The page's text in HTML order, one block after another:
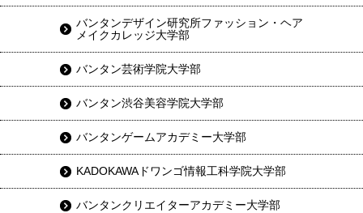
バンタンデザイン研究所ファッション・ヘア
メイクカレッジ大学部
バンタン芸術学院大学部
バンタン渋谷美容学院大学部
バンタンゲームアカデミー大学部
KADOKAWAドワンゴ情報工科学院大学部
バンタンクリエイターアカデミー大学部